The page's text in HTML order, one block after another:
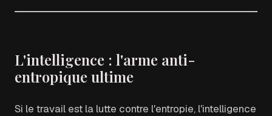
L'intelligence : l'arme anti-
entropique ultime
Si le travail est la lutte contre l'entropie, l'intelligence